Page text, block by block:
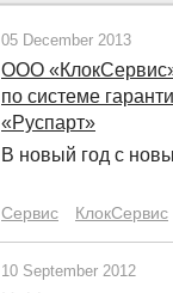
05 December 2013
ООО
по системе
«Руспарт»
В новый год с
Сервис КлокСервис
10 September 2012